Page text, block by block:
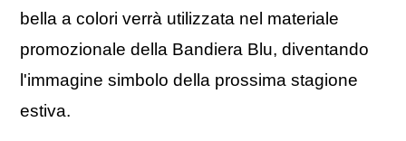
bella a colori verrà utilizzata nel materiale
promozionale della Bandiera Blu, diventando
l'immagine simbolo della prossima stagione
estiva.